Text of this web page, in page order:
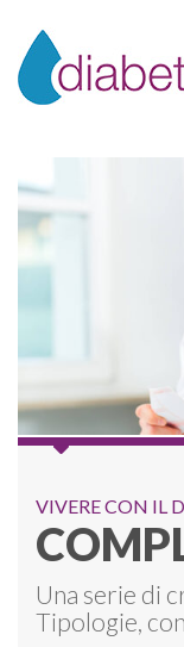
VIVERE CON IL
Una serie di
Tipologie,